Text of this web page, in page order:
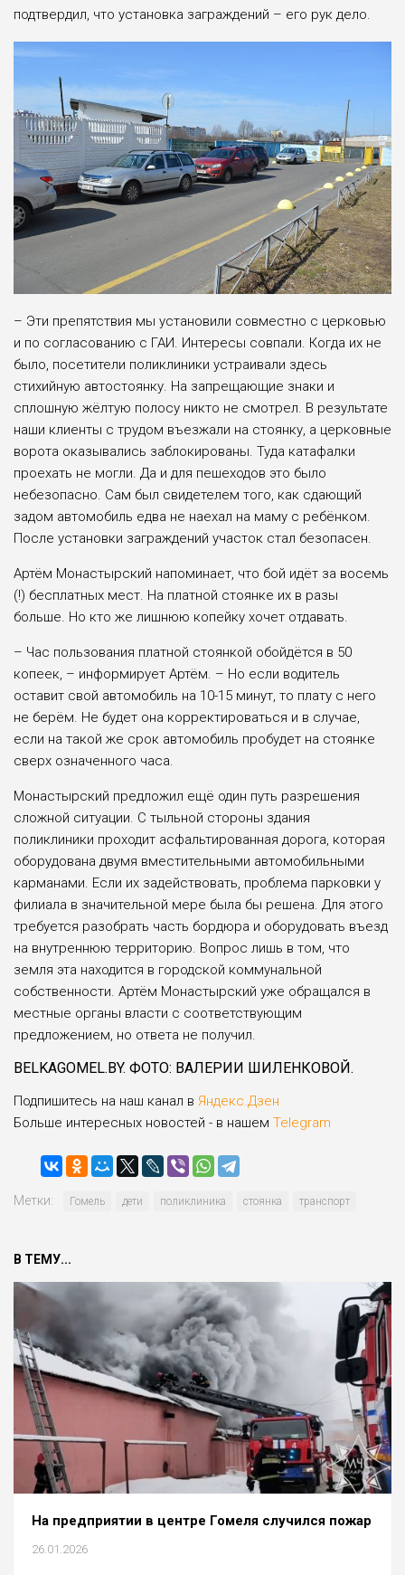
подтвердил, что установка заграждений – его рук дело.
– Эти препятствия мы установили совместно с церковью
и по согласованию с ГАИ. Интересы совпали. Когда их не
было, посетители поликлиники устраивали здесь
стихийную автостоянку. На запрещающие знаки и
сплошную жёлтую полосу никто не смотрел. В результате
наши клиенты с трудом въезжали на стоянку, а церковные
ворота оказывались заблокированы. Туда катафалки
проехать не могли. Да и для пешеходов это было
небезопасно. Сам был свидетелем того, как сдающий
задом автомобиль едва не наехал на маму с ребёнком.
После установки заграждений участок стал безопасен.
Артём Монастырский напоминает, что бой идёт за восемь
(!) бесплатных мест. На платной стоянке их в разы
больше. Но кто же лишнюю копейку хочет отдавать.
– Час пользования платной стоянкой обойдётся в 50
копеек, – информирует Артём. – Но если водитель
оставит свой автомобиль на 10-15 минут, то плату с него
не берём. Не будет она корректироваться и в случае,
если на такой же срок автомобиль пробудет на стоянке
сверх означенного часа.
Монастырский предложил ещё один путь разрешения
сложной ситуации. С тыльной стороны здания
поликлиники проходит асфальтированная дорога, которая
оборудована двумя вместительными автомобильными
карманами. Если их задействовать, проблема парковки у
филиала в значительной мере была бы решена. Для этого
требуется разобрать часть бордюра и оборудовать въезд
на внутреннюю территорию. Вопрос лишь в том, что
земля эта находится в городской коммунальной
собственности. Артём Монастырский уже обращался в
местные органы власти с соответствующим
предложением, но ответа не получил.
BELKAGOMEL.BY. ФОТО: ВАЛЕРИИ ШИЛЕНКОВОЙ.
Подпишитесь на наш канал в Яндекс.Дзен
Больше интересных новостей - в нашем Telegram
Метки: Гомель дети поликлиника стоянка транспорт
В ТЕМУ...
На предприятии в центре Гомеля случился пожар
26.01.2026